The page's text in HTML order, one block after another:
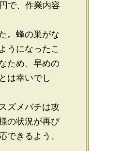
で、作業内容
。蜂の巣がな
うになったこ
ため、早めの
は幸いでし
ズメバチは攻
の状況が再び
できるよう、